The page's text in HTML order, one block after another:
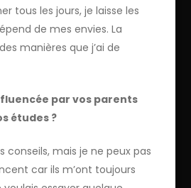
tous les jours, je laisse les
de mes envies. La
manières que j’ai de
par vos parents
études ?
conseils, mais je ne peux pas
car ils m’ont toujours